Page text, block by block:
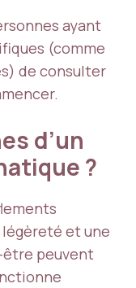
ayant
(comme
de consulter
d’un
?
et une
peuvent